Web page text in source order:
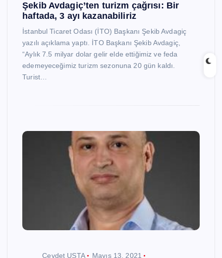
Şekib Avdagiç’ten turizm çağrısı: Bir
haftada, 3 ayı kazanabiliriz
İstanbul Ticaret Odası (İTO) Başkanı Şekib Avdagiç
yazılı açıklama yaptı. İTO Başkanı Şekib Avdagiç,
“Aylık 7.5 milyar dolar gelir elde ettiğimiz ve feda
edemeyeceğimiz turizm sezonuna 20 gün kaldı.
Turist…
Cevdet USTA
Mayıs 13, 2021